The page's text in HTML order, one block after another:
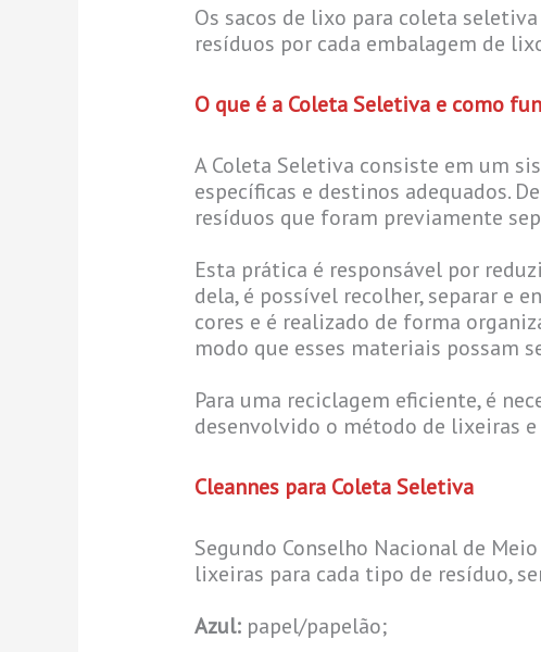
Os sacos de lixo para coleta
resíduos por cada embalagem de
O que é a Coleta Seletiva e como
A Coleta Seletiva consiste em um
específicas e destinos adequados.
resíduos que foram previamente
Esta prática é responsável por
dela, é possível recolher, separar e
cores e é realizado de forma
modo que esses materiais possam
Para uma reciclagem eficiente, é
desenvolvido o método de lixeiras
Cleannes para Coleta Seletiva
Segundo Conselho Nacional de
lixeiras para cada tipo de resíduo,
Azul:papel/papelão;